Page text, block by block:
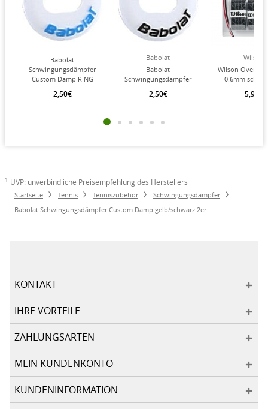
Babolat
Schwingungsdämpfer
Custom Damp RING
2,50€
Babolat
Babolat
Schwingungsdämpfer
weiss/schwarz- 1 Stück
2,50€
Wilson
Wilson
0.6mm
5,95€
1 UVP: unverbindliche Preisempfehlung des Herstellers
Startseite Tennis Tenniszubehör
Schwingungsdämpfer
Babolat Schwingungsdämpfer Custom Damp gelb/schwarz 2er
KONTAKT
IHRE VORTEILE
ZAHLUNGSARTEN
MEIN KUNDENKONTO
KUNDENINFORMATION